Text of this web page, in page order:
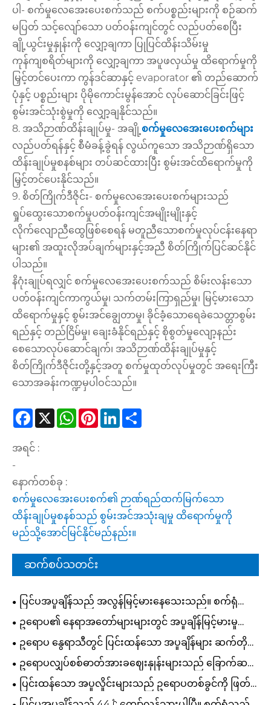
ပါ- စက်မှုလေအေးပေးစက်သည် စက်ပစ္စည်းများကို စဉ်ဆက်
မပြတ် သင့်လျော်သော ပတ်ဝန်းကျင်တွင် လည်ပတ်စေပြီး
ချို့ယွင်းမှုနှုန်းကို လျှော့ချကာ ပြုပြင်ထိန်းသိမ်းမှု
ကုန်ကျစရိတ်များကို လျှော့ချကာ အပူဖလှယ်မှု ထိရောက်မှုကို
မြှင့်တင်ပေးကာ ကွန်ဒင်ဆာနှင့် evaporator ၏ တည်ဆောက်
ပုံနှင့် ပစ္စည်းများ ပိုမိုကောင်းမွန်အောင် လုပ်ဆောင်ခြင်းဖြင့်
စွမ်းအင်သုံးစွဲမှုကို လျှော့ချနိုင်သည်။
8. အသိဉာဏ်ထိန်းချုပ်မှု- အချို့ စက်မှုလေအေးပေးစက်များ
လည်ပတ်ရန်နှင့် စီမံခန့်ခွဲရန် လွယ်ကူသော အသိဉာဏ်ရှိသော
ထိန်းချုပ်မှုစနစ်များ တပ်ဆင်ထားပြီး စွမ်းအင်ထိရောက်မှုကို
မြှင့်တင်ပေးနိုင်သည်။
9. စိတ်ကြိုက်ဒီဇိုင်း- စက်မှုလေအေးပေးစက်များသည်
ရှုပ်ထွေးသောစက်မှုပတ်ဝန်းကျင်အမျိုးမျိုးနှင့်
လိုက်လျောညီထွေဖြစ်စေရန် မတူညီသောစက်မှုလုပ်ငန်းနေရာ
များ၏ အထူးလိုအပ်ချက်များနှင့်အညီ စိတ်ကြိုက်ပြင်ဆင်နိုင်
ပါသည်။
နိဂုံးချုပ်ရလျှင် စက်မှုလေအေးပေးစက်သည် စိမ်းလန်းသော
ပတ်ဝန်းကျင်ကာကွယ်မှု၊ သက်တမ်းကြာရှည်မှု၊ မြင့်မားသော
ထိရောက်မှုနှင့် စွမ်းအင်ချွေတာမှု၊ ခိုင်ခံ့သောရေခဲသေတ္တာစွမ်း
ရည်နှင့် တည်ငြိမ်မှု၊ ချေးခံနိုင်ရည်နှင့် စိုစွတ်မှုလျော့နည်း
စေသောလုပ်ဆောင်ချက်၊ အသိဉာဏ်ထိန်းချုပ်မှုနှင့်
စိတ်ကြိုက်ဒီဇိုင်းတို့နှင့်အတူ စက်မှုထုတ်လုပ်မှုတွင် အရေးကြီး
သောအခန်းကဏ္ဍမှပါဝင်သည်။
Facebook
X WhatsApp
PinterestLinkedIn
အရင် :
-
နောက်တစ်ခု :
စက်မှုလေအေးပေးစက်၏ ဉာဏ်ရည်ထက်မြက်သော
ထိန်းချုပ်မှုစနစ်သည် စွမ်းအင်အသုံးချမှု ထိရောက်မှုကို
မည်သို့အောင်မြင်နိုင်မည်နည်း။
ဆက်စပ်သတင်း
ပြင်ပအပူချိန်သည် အလွန်မြင့်မားနေသေးသည်။ စက်ရုံများ
နှင့် ဟိုတယ်များသည် အပူဒဏ်ကို မည်ကဲ့သို့ လျှော့ချနိုင်
သနည်း။
ဥရောပ၏ နေရာအတော်များများတွင် အပူချိန်မြင့်မားမှု
ကြောင့် အလုပ်များ ရပ်တန့်သွားခဲ့သည်။ သက်တောင့်
သက်သာနဲ့ တည်ငြိမ်တဲ့ ထုတ်လုပ်မှုပတ်ဝန်းကျင်ကို ဘယ်လို
ဖန်တီးနိုင်မလဲ။
ဥရောပ နွေရာသီတွင် ပြင်းထန်သော အပူချိန်များ ဆက်တိုက်
ဖြစ်ပေါ်နေပါသည်။ ၂၄ နာရီ ထုတ်လုပ်မှု အလုပ်ရုံတွင်
အပူချိန်ကို မည်သို့ ထိန်းချုပ်နိုင်မည်နည်း။
ဥရောပလျှပ်စစ်ဓာတ်အားခဈေးနှုန်းများသည် ခြောက်ဆ
ကျော် မြင့်တက်ခဲ့သည်။ မိရိုးဖလာရေခဲသေတ္တာစနစ်များသည်
အဘယ်ကြောင့် စက်ရုံအကျိုးအမြတ်အဖြစ် စားသုံးနေရသ
ပြင်းထန်သော အပူလှိုင်းများသည် ဥရောပတစ်ခွင်ကို ဖြတ်
ကျော်ဝင်ရောက်လျက်ရှိသည်။ လျှပ်စစ်မီတာခတွေ ဘာ